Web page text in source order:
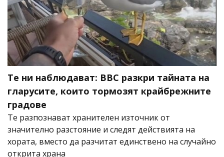
Те ни наблюдават: BBC разкри тайната на
гларусите, които тормозят крайбрежните
градове
Те разпознават хранителен източник от
значително разстояние и следят действията на
хората, вместо да разчитат единствено на случайно
открита храна